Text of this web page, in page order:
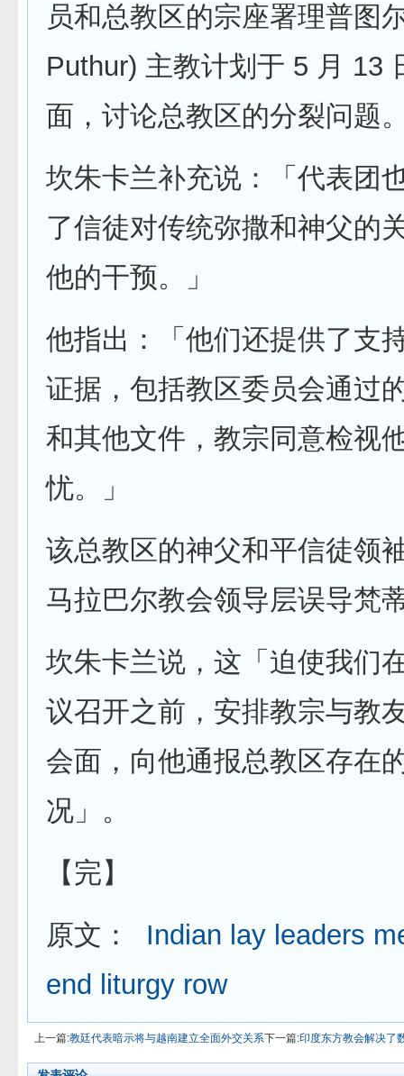
员和总教区的宗座署理普图
Puthur) 主教计划于 5 月 13
面，讨论总教区的分裂问题
坎朱卡兰补充说：「代表团
了信徒对传统弥撒和神父的
他的干预。」
他指出：「他们还提供了支
证据，包括教区委员会通过
和其他文件，教宗同意检视
忧。」
该总教区的神父和平信徒领
马拉巴尔教会领导层误导梵
坎朱卡兰说，这「迫使我们
议召开之前，安排教宗与教
会面，向他通报总教区存在
况」。
【完】
原文： Indian lay leaders
end liturgy row
上一篇:教廷代表暗示将与越南建立全面外交关系下一篇:印度东方教会解决了